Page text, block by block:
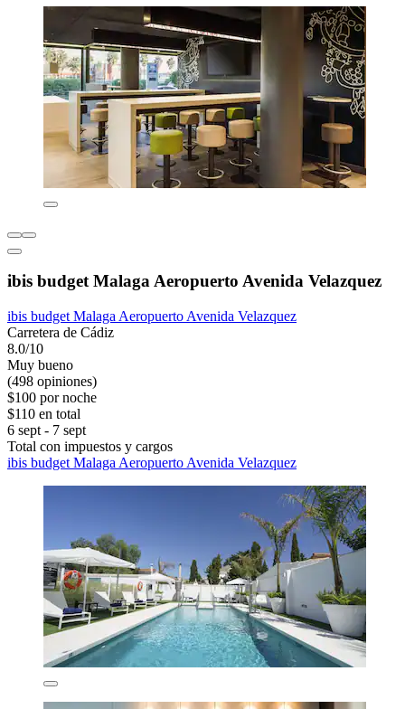
ibis budget Malaga Aeropuerto Avenida Velazquez
ibis budget Malaga Aeropuerto Avenida Velazquez
Carretera de Cádiz
8.0/10
Muy bueno
(498 opiniones)
$100 por noche
$110 en total
6 sept - 7 sept
Total con impuestos y cargos
ibis budget Malaga Aeropuerto Avenida Velazquez